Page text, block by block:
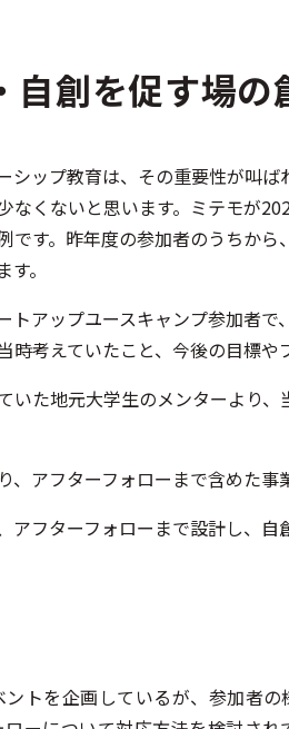
自創を促す場の
シップ教育は、その重要性が叫
なくないと思います。ミテモが
です。昨年度の参加者のうちか
。
トアップユースキャンプ参加者
考えていたこと、今後の目標や
いた地元大学生のメンターより
、アフターフォローまで含めた事
アフターフォローまで設計し、
トを企画しているが、参加者